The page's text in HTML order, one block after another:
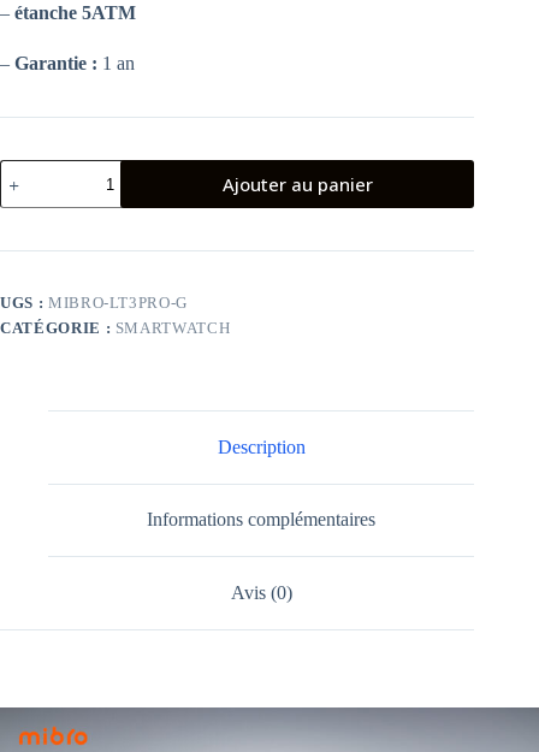
– étanche 5ATM
– Garantie : 1 an
quantité
de
Montre
Mibro
Pro
Gris
Ajouter au panier
UGS : MIBRO-LT3PRO-G
CATÉGORIE : SMARTWATCH
Description
Informations complémentaires
Avis (0)